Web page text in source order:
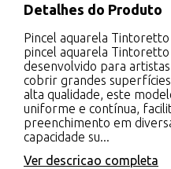
Detalhes do Produto
Pincel aquarela
pincel aquarela
desenvolvido para
cobrir grandes
alta qualidade, este
uniforme e contínua,
preenchimento em
capacidade su...
Ver descricao completa